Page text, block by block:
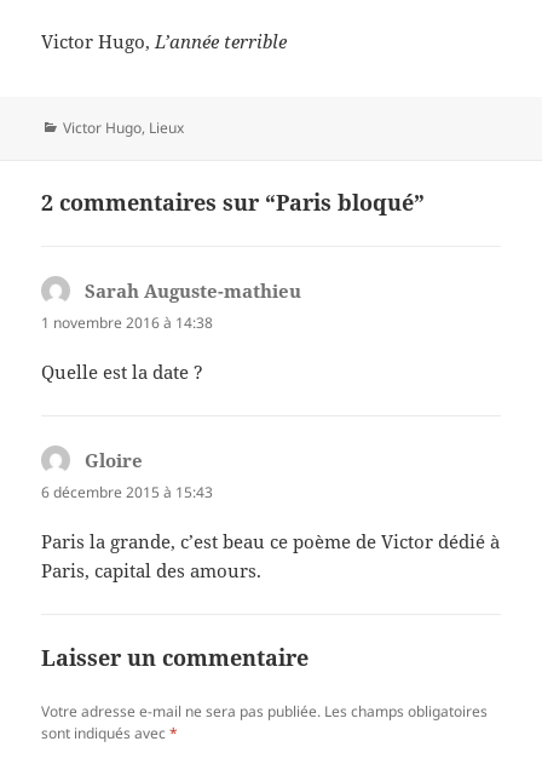
Victor Hugo, L’année terrible
Catégories
Victor Hugo, Lieux
2 commentaires sur “Paris bloqué”
Sarah Auguste-mathieu
1 novembre 2016 à 14:38
Quelle est la date ?
Gloire
6 décembre 2015 à 15:43
Paris la grande, c’est beau ce poème de Victor dédié à
Paris, capital des amours.
Laisser un commentaire
Votre adresse e-mail ne sera pas publiée. Les champs obligatoires
sont indiqués avec*